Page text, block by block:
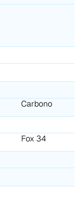
Carbono
Fox 34